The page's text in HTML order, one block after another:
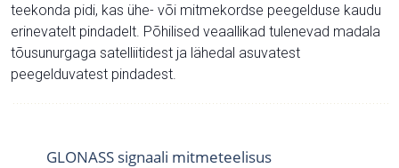
teekonda pidi, kas ühe- või mitmekordse peegelduse kaudu
erinevatelt pindadelt. Põhilised veaallikad tulenevad madala
tõusunurgaga satelliitidest ja lähedal asuvatest
peegelduvatest pindadest.
GLONASS signaali mitmeteelisus